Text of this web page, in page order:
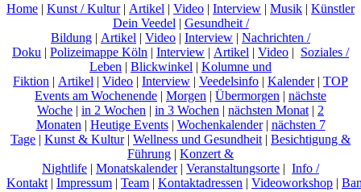
Home | Kunst / Kultur| Artikel | Video | Interview | Musik | Künstler
Dein Veedel | Gesundheit /
Bildung | Artikel | Video | Interview | Nachrichten /
Doku | Polizeimappe Köln | Interview | Artikel | Video | Soziales /
Leben | Blickwinkel | Kolumne und
Fiktion | Artikel | Video | Interview | Veedelsinfo | Kalender| TOP
Events am Wochenende | Morgen | Übermorgen | nächste
Woche | in 2 Wochen | in 3 Wochen | nächsten Monat | 2
Monaten | Heutige Events| Wochenkalender| nächsten 7
Tage | Kunst & Kultur| Wellness und Gesundheit | Besichtigung &
Führung | Konzert &
Nightlife | Monatskalender| Veranstaltungsorte | Info /
Kontakt | Impressum | Team | Kontaktadressen | Videoworkshop |